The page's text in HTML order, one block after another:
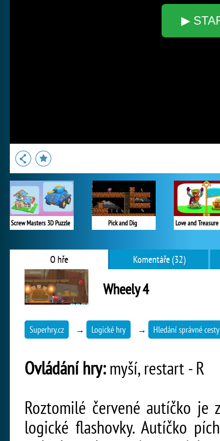
▶
Screw Masters 3D Puzzle Pick and Dig Love and
O hře Komentáře (32)
Wheely 4
Superhry.cz → Logické hry → Hledání správné cesty
Ovládání hry:myší, restart - R
Roztomilé červené autíčko je
logické flashovky. Autíčko